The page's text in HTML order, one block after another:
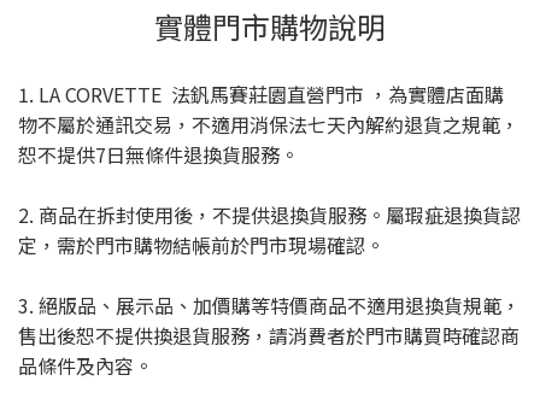
實體門市購物說明
1. LA CORVETTE 法釩馬賽莊園直營門市 ，為實體店面購
物不屬於通訊交易，不適用消保法七天內解約退貨之規範，
恕不提供7日無條件退換貨服務。
2. 商品在拆封使用後，不提供退換貨服務。屬瑕疵退換貨認
定，需於門市購物結帳前於門市現場確認。
3. 絕版品、展示品、加價購等特價商品不適用退換貨規範，
售出後恕不提供換退貨服務，請消費者於門市購買時確認商
品條件及內容。